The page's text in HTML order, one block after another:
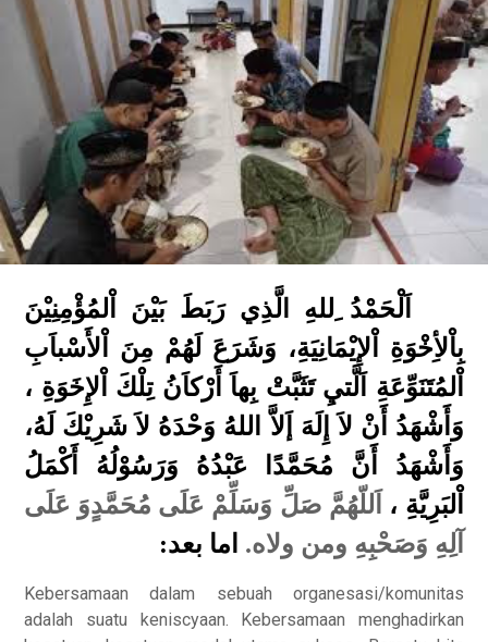
اَلْحَمْدُ ِللهِ الَّذِي رَبَطَ بَيْنَ اْلمُؤْمِنِيْنَ
بِاْلأِخْوَةِ اْلإِيْمَانِيَةِ، وَشَرَعَ لَهُمْ مِنَ اْلأَسْباَبِ
اْلمُتَنَوِّعَةِ اَلَّتيِ تَثَبَّتْ بِهاَ أَرْكاَنُ تِلْكَ اْلإِخَوَةِ ،
وَأَشْهَدُ أَنْ لاَ إِلَهَ إَلاَّ اللهُ وَحْدَهُ لاَ شَرِيْكَ لَهُ،
وَأَشْهَدُ أَنَّ مُحَمَّدًا عَبْدُهُ وَرَسُوْلُهُ أَكْمَلُ
اْلبَرِيَّةِ ، اَللّهُمَّ صَلِّ وَسَلِّمْ عَلَى مُحَمَّدٍوَ عَلَى
آلِهِ وَصَحْبِهِ ومن ولاه. اما بعد:
Kebersamaan dalam sebuah organesasi/komunitas
adalah suatu keniscyaan. Kebersamaan menghadirkan